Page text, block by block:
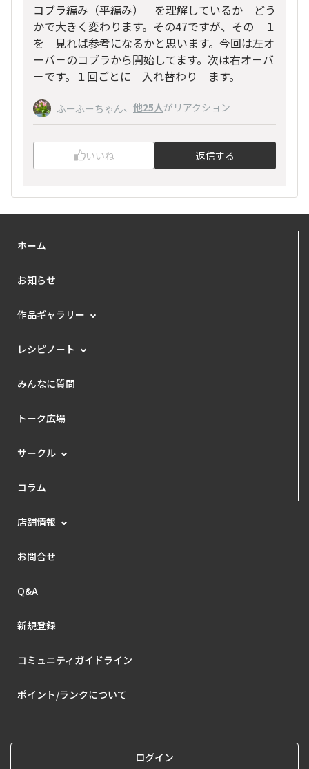
コブラ編み（平編み） を理解しているか どう
かで大きく変わります。その47ですが、その １
を 見れば参考になるかと思います。今回は左オ
ーバ－のコブラから開始してます。次は右オ－バ
－です。１回ごとに 入れ替わり ます。
ふーふーちゃん、 他25人がリアクション
いいね 返信する
ホーム
お知らせ
作品ギャラリー
レシピノート
みんなに質問
トーク広場
サークル
コラム
店舗情報
お問合せ
Q&A
新規登録
コミュニティガイドライン
ポイント/ランクについて
ログイン